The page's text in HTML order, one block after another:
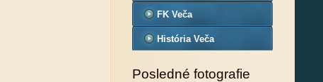
FK Veča
História Veča
Posledné fotografie